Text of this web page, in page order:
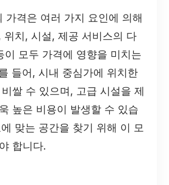
가격은 여러 가지 요인에 의해
위치, 시설, 제공 서비스의 다
이 모두 가격에 영향을 미치는
들어, 시내 중심가에 위치한
쌀 수 있으며, 고급 시설을 제
높은 비용이 발생할 수 있습
맞는 공간을 찾기 위해 이 모
합니다.